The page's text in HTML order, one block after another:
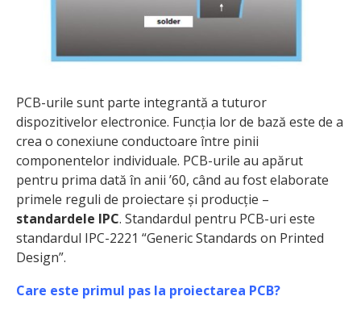
PCB-urile sunt parte integrantă a tuturor
dispozitivelor electronice. Funcția lor de bază este de a
crea o conexiune conductoare între pinii
componentelor individuale. PCB-urile au apărut
pentru prima dată în anii ’60, când au fost elaborate
primele reguli de proiectare și producție –
standardele IPC. Standardul pentru PCB-uri este
standardul IPC-2221 “Generic Standards on Printed
Design”.
Care este primul pas la proiectarea PCB?